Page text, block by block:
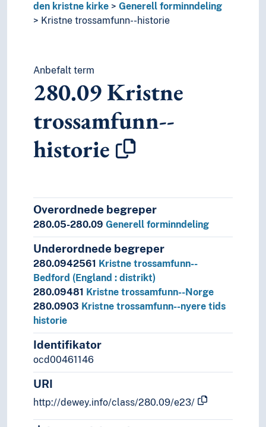
den kristne kirke
Generell forminndeling
Kristne trossamfunn--historie
Anbefalt term
280.09Kristne
trossamfunn--
historie
Overordnede begreper
280.05-280.09 Generell forminndeling
Underordnede begreper
280.0942561 Kristne trossamfunn--
Bedford (England : distrikt)
280.09481 Kristne trossamfunn--Norge
280.0903 Kristne trossamfunn--nyere tids
historie
Identifikator
ocd00461146
URI
http://dewey.info/class/280.09/e23/